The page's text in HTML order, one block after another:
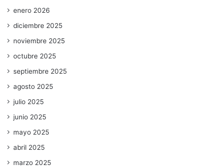
enero 2026
diciembre 2025
noviembre 2025
octubre 2025
septiembre 2025
agosto 2025
julio 2025
junio 2025
mayo 2025
abril 2025
marzo 2025